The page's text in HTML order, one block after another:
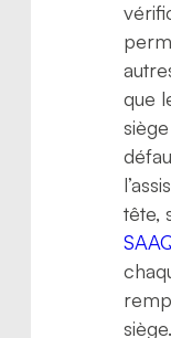
que
tête,
siège.